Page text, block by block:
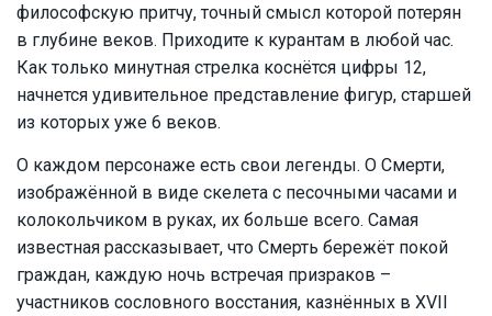
философскую притчу, точный смысл которой потерян
в глубине веков. Приходите к курантам в любой час.
Как только минутная стрелка коснётся цифры 12,
начнется удивительное представление фигур, старшей
из которых уже 6 веков.
О каждом персонаже есть свои легенды. О Смерти,
изображённой в виде скелета с песочными часами и
колокольчиком в руках, их больше всего. Самая
известная рассказывает, что Смерть бережёт покой
граждан, каждую ночь встречая призраков –
участников сословного восстания, казнённых в XVII